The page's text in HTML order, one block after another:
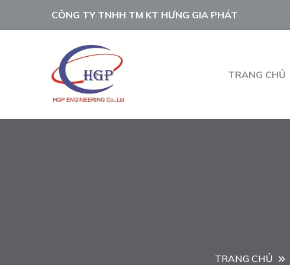
CÔNG TY TNHH TM KT HƯNG GIA PHÁT
TRANG CHỦ
TRANG CHỦ